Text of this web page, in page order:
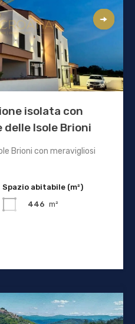
isolata con
Isole Brioni
Brioni con meravigliosi
Spazio abitabile (m²)
446 m²